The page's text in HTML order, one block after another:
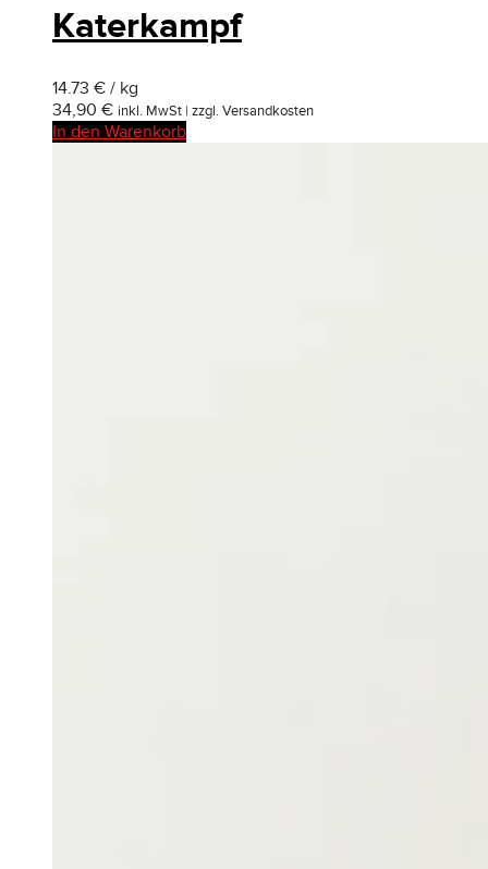
Katerkampf
14.73 € / kg
34,90 € inkl. MwSt | zzgl. Versandkosten
In den Warenkorb